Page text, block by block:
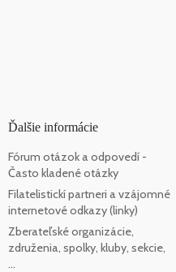
Ďalšie informácie
Fórum otázok a odpovedí -
Často kladené otázky
Filatelistickí partneri a vzájomné
internetové odkazy (linky)
Zberateľské organizácie,
združenia, spolky, kluby, sekcie,
...